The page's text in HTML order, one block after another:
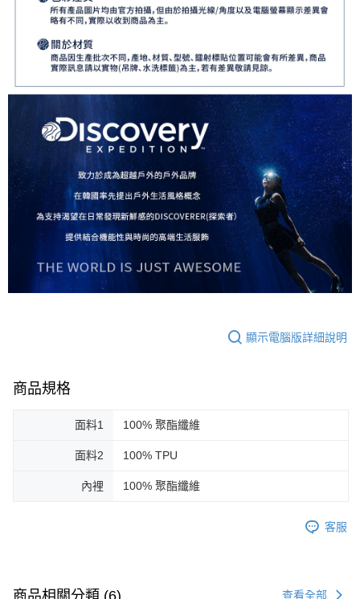
顯示電腦版詳細說明
商品規格
面料1 100% 聚酯纖維
面料2 100% TPU
內裡 100% 聚酯纖維
客服
商品相關分類 (6) 查看全部